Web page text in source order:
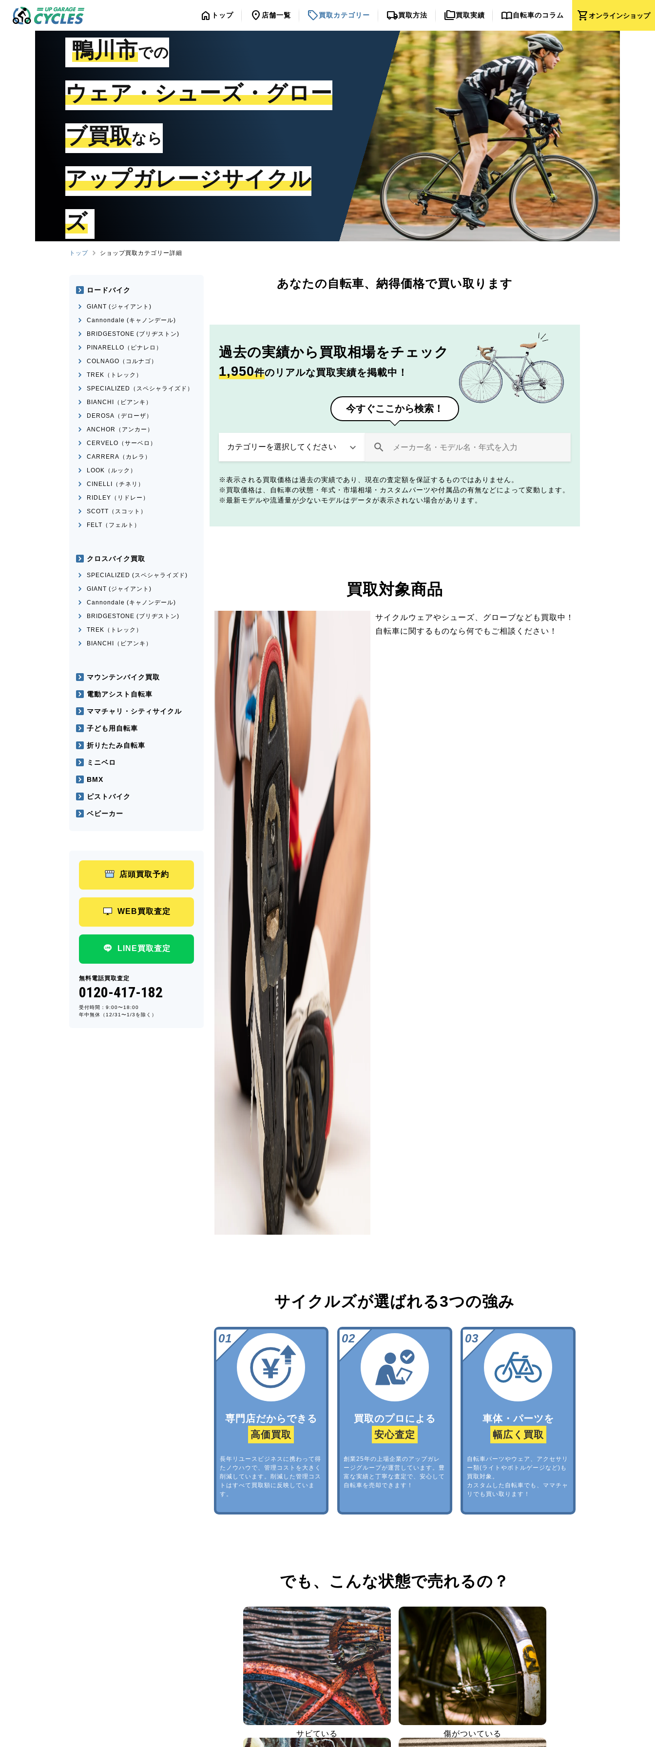
shopping_cartオンラインショップ
home トップ location_on 店舗一覧 sell買取カテゴリー local_shipping買取方法 folder_copy買取実績 import_contacts自転車のコラム
鴨川市での
ウェア・シューズ・グロー
ブ買取なら
アップガレージサイクル
ズ
トップ ショップ買取カテゴリー詳細
あなたの自転車、 納得価格で買い取ります
過去の実績から 買取相場をチェック
1,950件のリアルな買取実績を掲載中！
今すぐここから検索！
表示される買取価格は過去の実績であり、現在の査定額を保証するものではありません。
買取価格は、自転車の状態・年式・市場相場・カスタムパーツや付属品の有無などによって変動します。
最新モデルや流通量が少ないモデルはデータが表示されない場合があります。
買取対象商品
サイクルウェアやシューズ、グローブなども買取中！
自転車に関するものなら何でもご相談ください！
サイクルズが選ばれる3つの強み
専門店だからできる
高価買取
長年リユースビジネスに携わって得
たノウハウで、管理コストを大きく
削減しています。削減した管理コス
トはすべて買取額に反映していま
す。
買取のプロによる
安心査定
創業25年の上場企業のアップガレ
ージグループが運営しています。豊
富な実績と丁寧な査定で、安心して
自転車を売却できます！
車体・パーツを
幅広く買取
自転車パーツやウェア、アクセサリ
ー類(ライトやボトルゲージなど)も
買取対象。
カスタムした自転車でも、ママチャ
リでも買い取ります！
でも、 こんな状態で売れるの？
サビている 傷がついている
ロードバイク
GIANT (ジャイアント)
Cannondale (キャノンデール)
BRIDGESTONE (ブリヂストン)
PINARELLO（ピナレロ）
COLNAGO（コルナゴ）
TREK（トレック）
SPECIALIZED（スペシャライズド）
BIANCHI（ビアンキ）
DEROSA（デローザ）
ANCHOR（アンカー）
CERVELO（サーベロ）
CARRERA（カレラ）
LOOK（ルック）
CINELLI（チネリ）
RIDLEY（リドレー）
SCOTT（スコット）
FELT（フェルト）
クロスバイク買取
SPECIALIZED (スペシャライズド)
GIANT (ジャイアント)
Cannondale (キャノンデール)
BRIDGESTONE (ブリヂストン)
TREK（トレック）
BIANCHI（ビアンキ）
マウンテンバイク買取
電動アシスト自転車
ママチャリ・シティサイクル
子ども用自転車
折りたたみ自転車
ミニベロ
BMX
ピストバイク
ベビーカー
店頭買取予約
WEB買取査定
LINE買取査定
無料電話買取査定
0120-417-182
受付時間：9:00〜18:00
年中無休（12/31〜1/3を除く）